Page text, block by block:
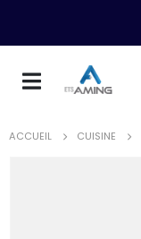
ACCUEIL CUISINE